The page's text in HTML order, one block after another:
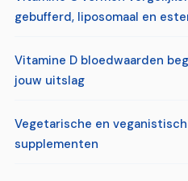
gebufferd, liposomaal en
Vitamine D bloedwaarden
jouw uitslag
Vegetarische en
supplementen